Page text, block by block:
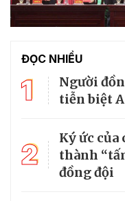
ĐỌC NHIỀU
1
Người
tiễn biệt
2
Ký ức
thành
đồng đội